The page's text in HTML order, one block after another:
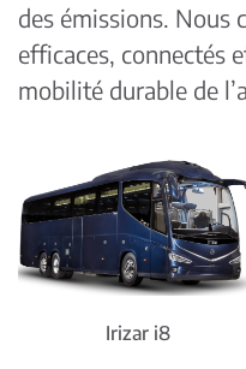
des émissions. Nous
efficaces, connectés
mobilité durable de
Irizar i8